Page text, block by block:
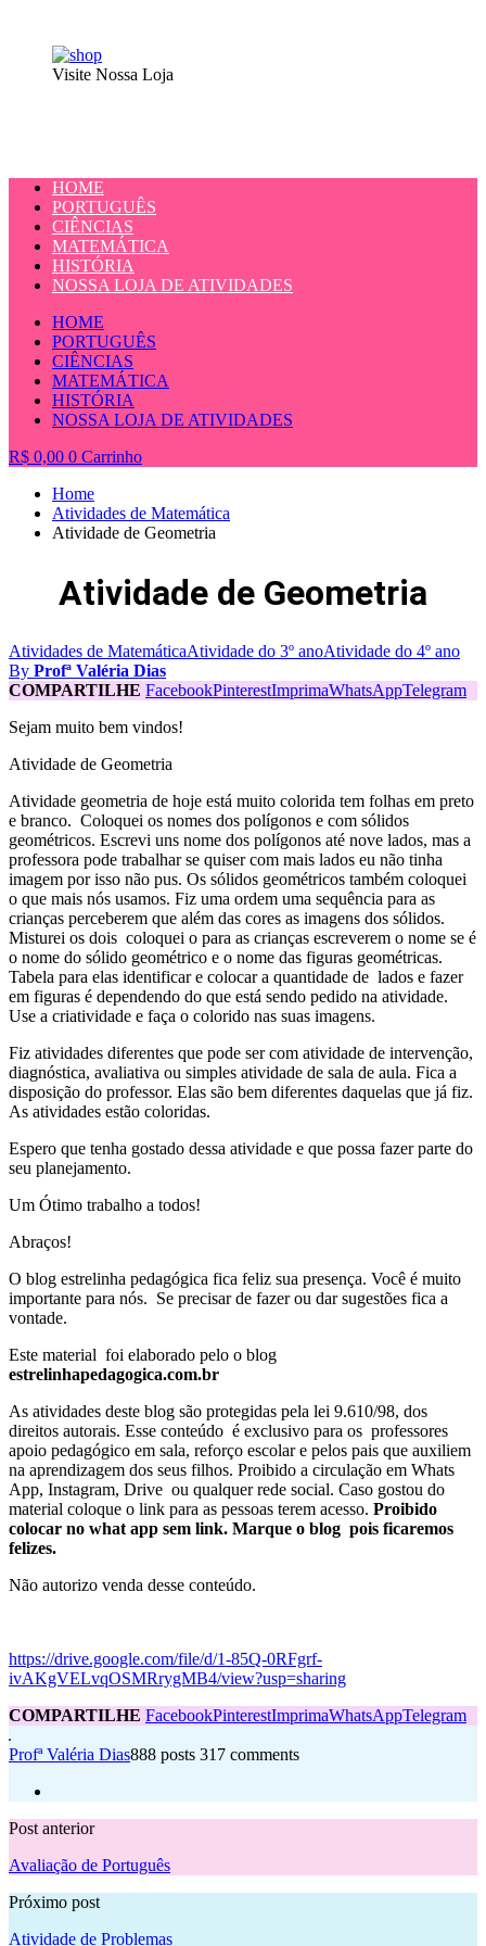
Visite Nossa Loja
HOME
PORTUGUÊS
CIÊNCIAS
MATEMÁTICA
HISTÓRIA
NOSSA LOJA DE ATIVIDADES
HOME
PORTUGUÊS
CIÊNCIAS
MATEMÁTICA
HISTÓRIA
NOSSA LOJA DE ATIVIDADES
R$ 0,00 0 Carrinho
Home
Atividades de Matemática
Atividade de Geometria
Atividade de Geometria
Atividades de MatemáticaAtividade do 3º anoAtividade do 4º ano
By Profª Valéria Dias
COMPARTILHE FacebookPinterestImprimaWhatsAppTelegram
Sejam muito bem vindos!
Atividade de Geometria
Atividade geometria de hoje está muito colorida tem folhas em preto
e branco. Coloquei os nomes dos polígonos e com sólidos
geométricos. Escrevi uns nome dos polígonos até nove lados, mas a
professora pode trabalhar se quiser com mais lados eu não tinha
imagem por isso não pus. Os sólidos geométricos também coloquei
o que mais nós usamos. Fiz uma ordem uma sequência para as
crianças perceberem que além das cores as imagens dos sólidos.
Misturei os dois coloquei o para as crianças escreverem o nome se é
o nome do sólido geométrico e o nome das figuras geométricas.
Tabela para elas identificar e colocar a quantidade de lados e fazer
em figuras é dependendo do que está sendo pedido na atividade.
Use a criatividade e faça o colorido nas suas imagens.
Fiz atividades diferentes que pode ser com atividade de intervenção,
diagnóstica, avaliativa ou simples atividade de sala de aula. Fica a
disposição do professor. Elas são bem diferentes daquelas que já fiz.
As atividades estão coloridas.
Espero que tenha gostado dessa atividade e que possa fazer parte do
seu planejamento.
Um Ótimo trabalho a todos!
Abraços!
O blog estrelinha pedagógica fica feliz sua presença. Você é muito
importante para nós. Se precisar de fazer ou dar sugestões fica a
vontade.
Este material foi elaborado pelo o blog
estrelinhapedagogica.com.br
As atividades deste blog são protegidas pela lei 9.610/98, dos
direitos autorais. Esse conteúdo é exclusivo para os professores
apoio pedagógico em sala, reforço escolar e pelos pais que auxiliem
na aprendizagem dos seus filhos. Proibido a circulação em Whats
App, Instagram, Drive ou qualquer rede social. Caso gostou do
material coloque o link para as pessoas terem acesso. Proibido
colocar no what app sem link. Marque o blog pois ficaremos
felizes.
Não autorizo venda desse conteúdo.
https://drive.google.com/file/d/1-85Q-0RFgrf-
ivAKgVELvqOSMRrygMB4/view?usp=sharing
COMPARTILHE FacebookPinterestImprimaWhatsAppTelegram
Profª Valéria Dias888 posts 317 comments
Post anterior
Avaliação de Português
Próximo post
Atividade de Problemas